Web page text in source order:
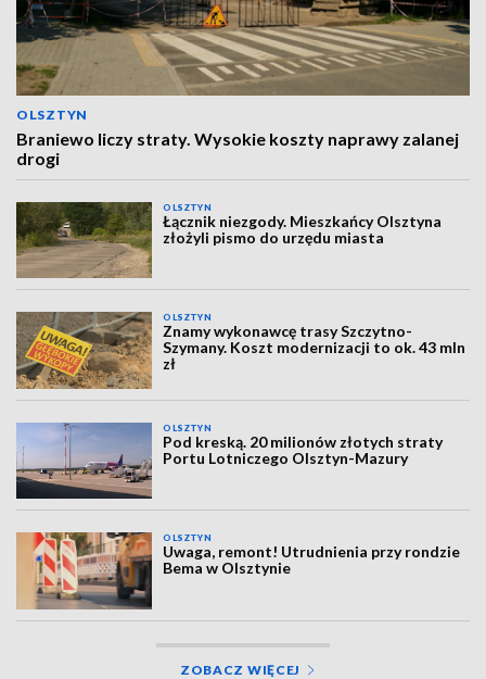
OLSZTYN
Braniewo liczy straty. Wysokie koszty naprawy zalanej
drogi
OLSZTYN
Łącznik niezgody. Mieszkańcy Olsztyna
złożyli pismo do urzędu miasta
OLSZTYN
Znamy wykonawcę trasy Szczytno-
Szymany. Koszt modernizacji to ok. 43 mln
zł
OLSZTYN
Pod kreską. 20 milionów złotych straty
Portu Lotniczego Olsztyn-Mazury
OLSZTYN
Uwaga, remont! Utrudnienia przy rondzie
Bema w Olsztynie
ZOBACZ WIĘCEJ